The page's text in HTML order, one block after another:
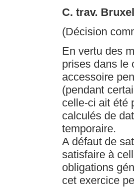
C. trav.
(Décision
En vertu des
prises dans le
accessoire
(pendant
celle-ci ait été
calculés de
temporaire.
A défaut de
satisfaire à
obligations
cet exercice